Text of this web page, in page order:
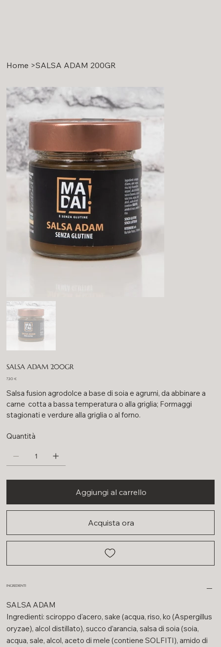
Home >SALSA ADAM 200GR
SALSA ADAM 200GR
Prezzo
7,20 €
Salsa fusion agrodolce a base di soia e agrumi, da abbinare a
carne cotta a bassa temperatura o alla griglia; Formaggi
stagionati e verdure alla griglia o al forno.
Quantità
Aggiungi al carrello
Acquista ora
INGREDIENTI
SALSA ADAM
Ingredienti: sciroppo d'acero, sake (acqua, riso, ko (Aspergillus
oryzae), alcol distillato), succo d’arancia, salsa di soia (soia,
acqua, sale, alcol, aceto di mele (contiene SOLFITI), amido di